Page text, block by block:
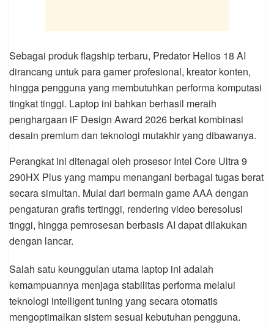
Sebagai produk flagship terbaru, Predator Helios 18 AI
dirancang untuk para gamer profesional, kreator konten,
hingga pengguna yang membutuhkan performa komputasi
tingkat tinggi. Laptop ini bahkan berhasil meraih
penghargaan iF Design Award 2026 berkat kombinasi
desain premium dan teknologi mutakhir yang dibawanya.
Perangkat ini ditenagai oleh prosesor Intel Core Ultra 9
290HX Plus yang mampu menangani berbagai tugas berat
secara simultan. Mulai dari bermain game AAA dengan
pengaturan grafis tertinggi, rendering video beresolusi
tinggi, hingga pemrosesan berbasis AI dapat dilakukan
dengan lancar.
Salah satu keunggulan utama laptop ini adalah
kemampuannya menjaga stabilitas performa melalui
teknologi intelligent tuning yang secara otomatis
mengoptimalkan sistem sesuai kebutuhan pengguna.